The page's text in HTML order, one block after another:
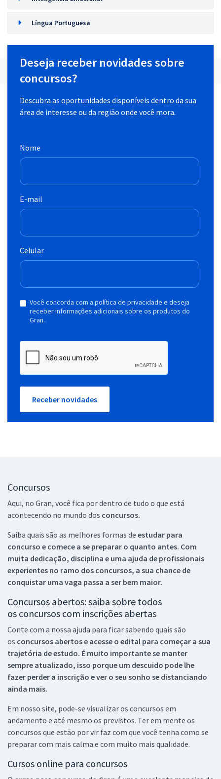
Língua Portuguesa
Deseja receber novidades sobre
concursos?
Descubra as oportunidades disponíveis dentro da sua
área de interesse ou da região onde você mora.
Nome
E-mail
Celular
Você concorda com a política de privacidade e deseja
receber informações adicionais sobre os produtos do
Gran.
Receber novidades
Concursos
Aqui, no Gran, você fica por dentro de tudo o que está
acontecendo no mundo dos concursos.
Saiba quais são as melhores formas de estudar para
concurso e comece a se preparar o quanto antes. Com
muita dedicação, disciplina e uma ajuda de profissionais
experientes no ramo dos concursos, a sua chance de
conquistar uma vaga passa a ser bem maior.
Concursos abertos: saiba sobre todos
os concursos com inscrições abertas
Conte com a nossa ajuda para ficar sabendo quais são
os concursos abertos e acesse o edital para começar a sua
trajetória de estudo. É muito importante se manter
sempre atualizado, isso porque um descuido pode lhe
fazer perder a inscrição e ver o seu sonho se distanciando
ainda mais.
Em nosso site, pode-se visualizar os concursos em
andamento e até mesmo os previstos. Ter em mente os
concursos que estão por vir faz com que você tenha como se
preparar com mais calma e com muito mais qualidade.
Cursos online para concursos